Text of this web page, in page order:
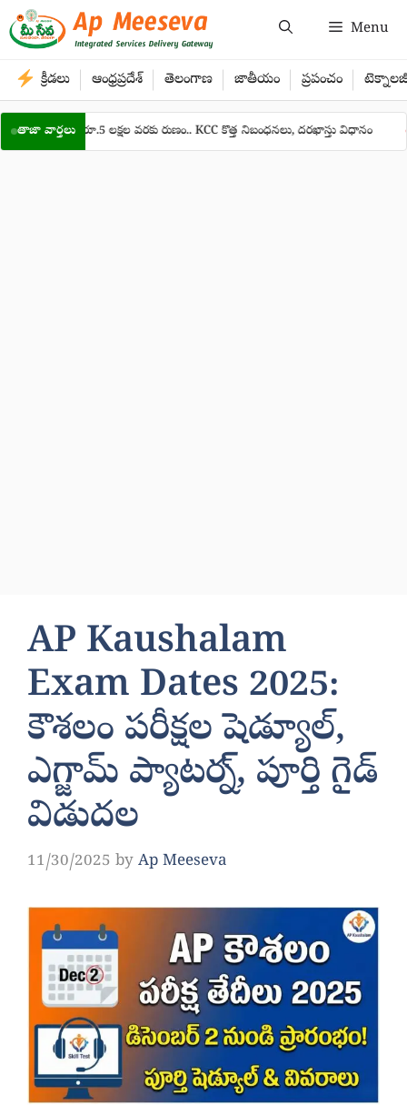
Skip
to
content
Menu
క్రీడలు ఆంధ్రప్రదేశ్ తెలంగాణ జాతీయం ప్రపంచం
తాజా వార్తలు
రూ.5 లక్షల వరకు రుణం.. KCC కొత్త నిబంధనలు, దరఖాస్తు విధానం ●ఏపీలో 31
AP Kaushalam
Exam Dates 2025:
కౌశలం పరీక్షల షెడ్యూల్,
ఎగ్జామ్ ప్యాటర్న్, పూర్తి గైడ్
విడుదల
11/30/2025 by Ap Meeseva